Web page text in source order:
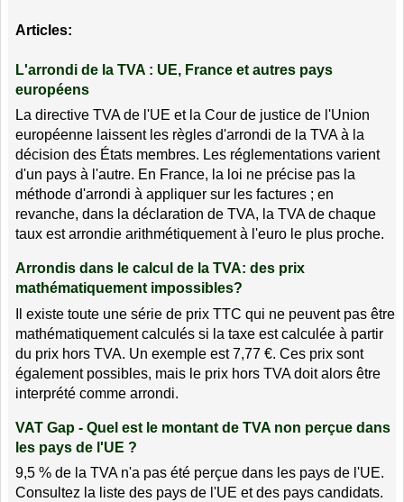
Articles:
L'arrondi de la TVA : UE, France et autres pays
européens
La directive TVA de l'UE et la Cour de justice de l'Union
européenne laissent les règles d'arrondi de la TVA à la
décision des États membres. Les réglementations varient
d'un pays à l'autre. En France, la loi ne précise pas la
méthode d'arrondi à appliquer sur les factures ; en
revanche, dans la déclaration de TVA, la TVA de chaque
taux est arrondie arithmétiquement à l'euro le plus proche.
Arrondis dans le calcul de la TVA: des prix
mathématiquement impossibles?
Il existe toute une série de prix TTC qui ne peuvent pas être
mathématiquement calculés si la taxe est calculée à partir
du prix hors TVA. Un exemple est 7,77 €. Ces prix sont
également possibles, mais le prix hors TVA doit alors être
interprété comme arrondi.
VAT Gap - Quel est le montant de TVA non perçue dans
les pays de l'UE ?
9,5 % de la TVA n'a pas été perçue dans les pays de l'UE.
Consultez la liste des pays de l'UE et des pays candidats.